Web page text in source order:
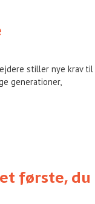
stiller nye krav til
generationer,
første, du